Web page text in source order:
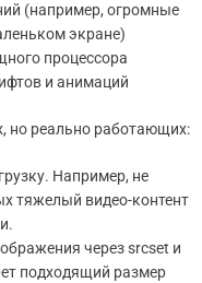
(например, огромные
экране)
процессора
и анимаций
но реально работающих:
Например, не
тяжелый видео-контент
через srcset и
подходящий размер